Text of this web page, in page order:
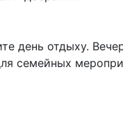
день отдыху.
семейных